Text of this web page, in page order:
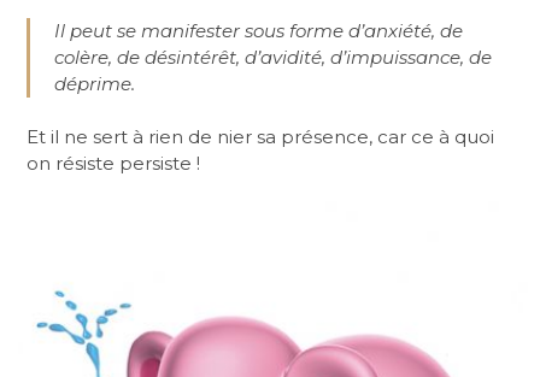
Il peut se manifester sous forme d’anxiété, de
colère, de désintérêt, d’avidité, d’impuissance, de
déprime.
Et il ne sert à rien de nier sa présence, car ce à quoi
on résiste persiste !